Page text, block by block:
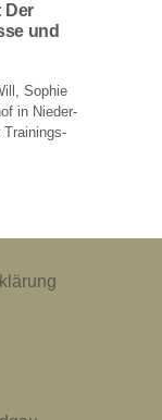
Der
und
Sophie
in Nieder-
Trainings-